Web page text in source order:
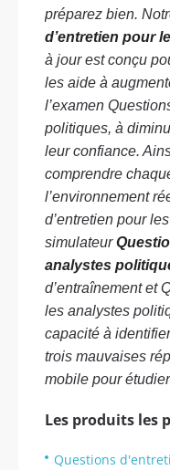
préparez bien.
d’entretien pour
à jour est conçu
les aide à
l’examen
politiques, à
leur confiance.
comprendre
l’environnement
d’entretien pour
simulateur
analystes
d’entraînement et
les analystes
capacité à
trois mauvaises
mobile pour
Les produits les
Questions